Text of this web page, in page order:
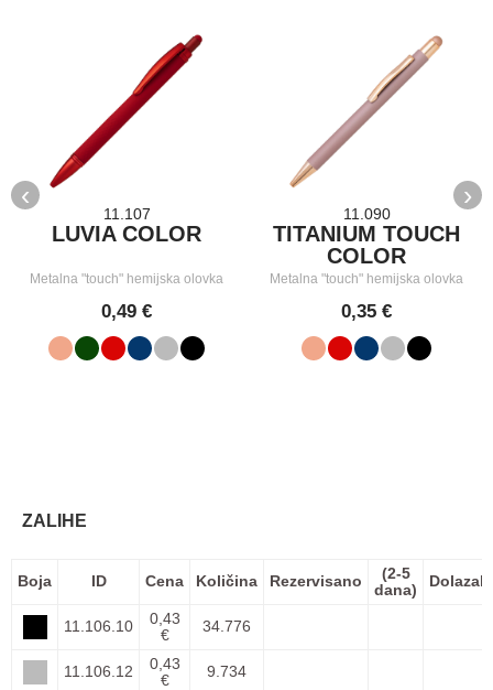
11.107
LUVIA COLOR
Metalna "touch" hemijska olovka
0,49 €
11.090
TITANIUM TOUCH
COLOR
Metalna "touch" hemijska olovka
0,35 €
‹ ›
ZALIHE
Boja ID Cena Količina Rezervisano
(2-5
dana)
Dolazak
11.106.10
0,43
€
34.776
11.106.12
0,43
€
9.734